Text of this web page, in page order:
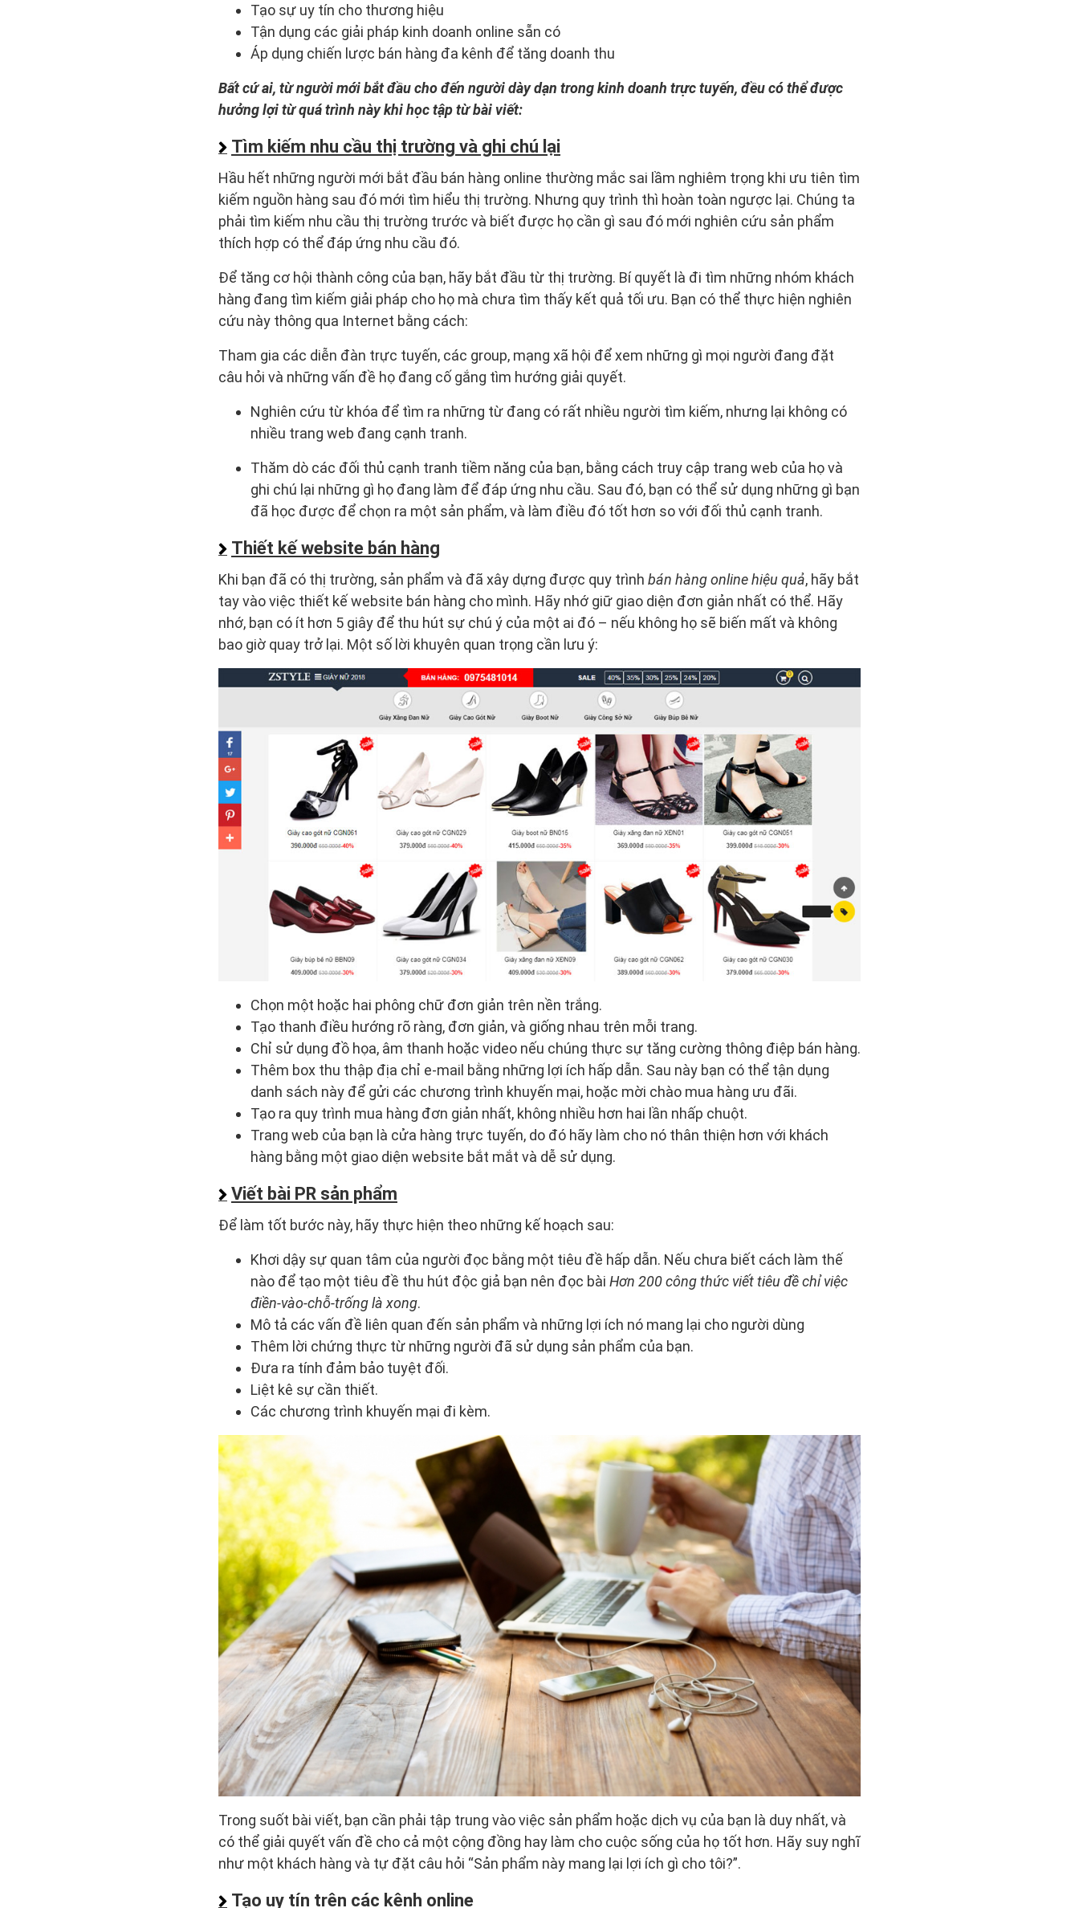
Tạo sự uy tín cho thương hiệu
Tận dụng các giải pháp kinh doanh online sẵn có
Áp dụng chiến lược bán hàng đa kênh để tăng doanh thu
Bất cứ ai, từ người mới bắt đầu cho đến người dày dạn trong kinh doanh trực tuyến, đều có thể được
hưởng lợi từ quá trình này khi học tập từ bài viết:
Tìm kiếm nhu cầu thị trường và ghi chú lại
Hầu hết những người mới bắt đầu bán hàng online thường mắc sai lầm nghiêm trọng khi ưu tiên tìm
kiếm nguồn hàng sau đó mới tìm hiểu thị trường. Nhưng quy trình thì hoàn toàn ngược lại. Chúng ta
phải tìm kiếm nhu cầu thị trường trước và biết được họ cần gì sau đó mới nghiên cứu sản phẩm
thích hợp có thể đáp ứng nhu cầu đó.
Để tăng cơ hội thành công của bạn, hãy bắt đầu từ thị trường. Bí quyết là đi tìm những nhóm khách
hàng đang tìm kiếm giải pháp cho họ mà chưa tìm thấy kết quả tối ưu. Bạn có thể thực hiện nghiên
cứu này thông qua Internet bằng cách:
Tham gia các diễn đàn trực tuyến, các group, mạng xã hội để xem những gì mọi người đang đặt
câu hỏi và những vấn đề họ đang cố gắng tìm hướng giải quyết.
Nghiên cứu từ khóa để tìm ra những từ đang có rất nhiều người tìm kiếm, nhưng lại không có
nhiều trang web đang cạnh tranh.
Thăm dò các đối thủ cạnh tranh tiềm năng của bạn, bằng cách truy cập trang web của họ và
ghi chú lại những gì họ đang làm để đáp ứng nhu cầu. Sau đó, bạn có thể sử dụng những gì bạn
đã học được để chọn ra một sản phẩm, và làm điều đó tốt hơn so với đối thủ cạnh tranh.
Thiết kế website bán hàng
Khi bạn đã có thị trường, sản phẩm và đã xây dựng được quy trình bán hàng online hiệu quả, hãy bắt
tay vào việc thiết kế website bán hàng cho mình. Hãy nhớ giữ giao diện đơn giản nhất có thể. Hãy
nhớ, bạn có ít hơn 5 giây để thu hút sự chú ý của một ai đó – nếu không họ sẽ biến mất và không
bao giờ quay trở lại. Một số lời khuyên quan trọng cần lưu ý:
Chọn một hoặc hai phông chữ đơn giản trên nền trắng.
Tạo thanh điều hướng rõ ràng, đơn giản, và giống nhau trên mỗi trang.
Chỉ sử dụng đồ họa, âm thanh hoặc video nếu chúng thực sự tăng cường thông điệp bán hàng.
Thêm box thu thập địa chỉ e-mail bằng những lợi ích hấp dẫn. Sau này bạn có thể tận dụng
danh sách này để gửi các chương trình khuyến mại, hoặc mời chào mua hàng ưu đãi.
Tạo ra quy trình mua hàng đơn giản nhất, không nhiều hơn hai lần nhấp chuột.
Trang web của bạn là cửa hàng trực tuyến, do đó hãy làm cho nó thân thiện hơn với khách
hàng bằng một giao diện website bắt mắt và dễ sử dụng.
Viết bài PR sản phẩm
Để làm tốt bước này, hãy thực hiện theo những kế hoạch sau:
Khơi dậy sự quan tâm của người đọc bằng một tiêu đề hấp dẫn. Nếu chưa biết cách làm thế
nào để tạo một tiêu đề thu hút độc giả bạn nên đọc bài Hơn 200 công thức viết tiêu đề chỉ việc
điền-vào-chỗ-trống là xong.
Mô tả các vấn đề liên quan đến sản phẩm và những lợi ích nó mang lại cho người dùng
Thêm lời chứng thực từ những người đã sử dụng sản phẩm của bạn.
Đưa ra tính đảm bảo tuyệt đối.
Liệt kê sự cần thiết.
Các chương trình khuyến mại đi kèm.
Trong suốt bài viết, bạn cần phải tập trung vào việc sản phẩm hoặc dịch vụ của bạn là duy nhất, và
có thể giải quyết vấn đề cho cả một cộng đồng hay làm cho cuộc sống của họ tốt hơn. Hãy suy nghĩ
như một khách hàng và tự đặt câu hỏi “Sản phẩm này mang lại lợi ích gì cho tôi?”.
Tạo uy tín trên các kênh online